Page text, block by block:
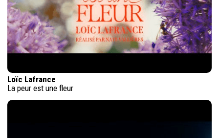
Loïc Lafrance
La peur est une fleur